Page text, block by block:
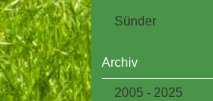
Sünder
Archiv
2005 - 2025